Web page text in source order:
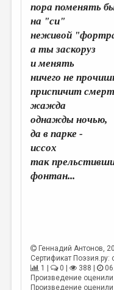
пора поменять
на "си"
неживой
а ты заскоруз
и менять
ничего не
приспичит
жажда
однажды ночью,
да в парке -
иссох
так
фонтан...
Геннадий Антонов ,
Сертификат
1 |
0 | 388 |
Произведение оценили
Произведение оценили